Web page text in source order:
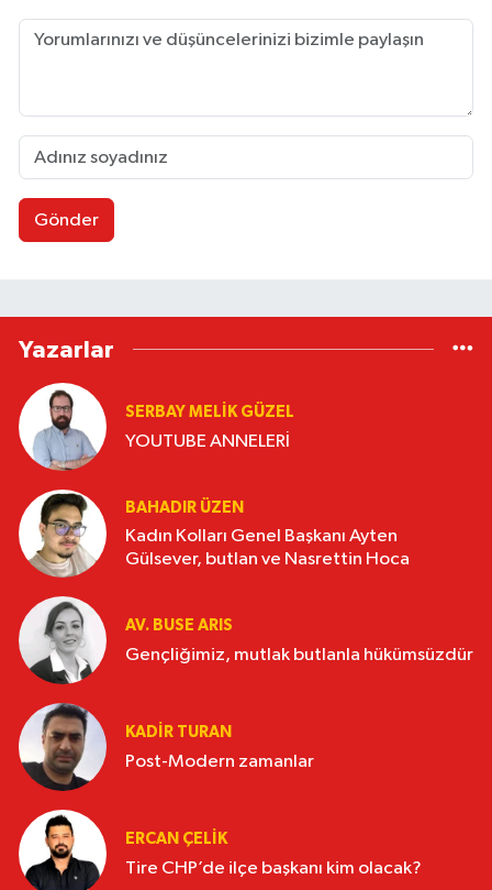
Gönder
Yazarlar
SERBAY MELIK GÜZEL
YOUTUBE ANNELERİ
BAHADIR ÜZEN
Kadın Kolları Genel Başkanı Ayten
Gülsever, butlan ve Nasrettin Hoca
AV. BUSE ARIS
Gençliğimiz, mutlak butlanla hükümsüzdür
KADIR TURAN
Post-Modern zamanlar
ERCAN ÇELIK
Tire CHP’de ilçe başkanı kim olacak?